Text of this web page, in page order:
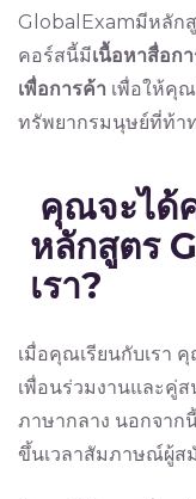
GlobalExamมีหลัก
คอร์สนี้มีเนื้อหาสื่อก
เพื่อการค้า เพื่อให้คุ
ทรัพยากรมนุษย์ที่ท้า
คุณจะได้
หลักสูตร
เรา?
เมื่อคุณเรียนกับเรา
เพื่อนร่วมงานและคู่
ภาษากลาง นอกจาก
ขึ้นเวลาสัมภาษณ์ผู้ส